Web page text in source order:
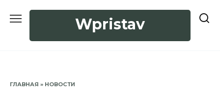
Wpristav
ГЛАВНАЯ » НОВОСТИ